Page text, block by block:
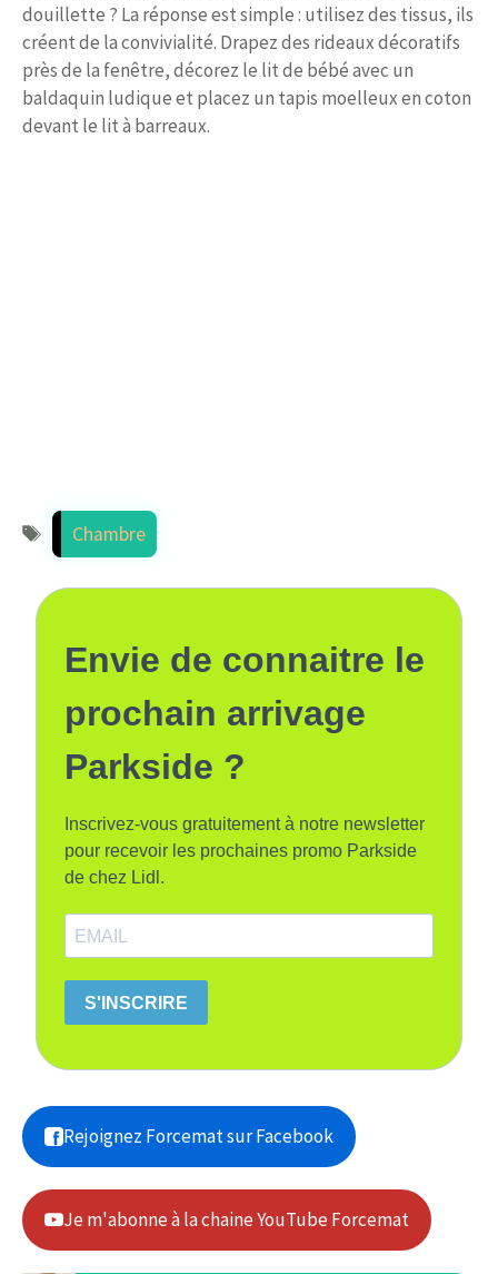
douillette ? La réponse est simple : utilisez des tissus, ils
créent de la convivialité. Drapez des rideaux décoratifs
près de la fenêtre, décorez le lit de bébé avec un
baldaquin ludique et placez un tapis moelleux en coton
devant le lit à barreaux.
Étiquettes
Chambre
Envie de connaitre le
prochain arrivage
Parkside ?
Inscrivez-vous gratuitement à notre newsletter
pour recevoir les prochaines promo Parkside
de chez Lidl.
S'INSCRIRE
Rejoignez Forcemat sur Facebook
Je m'abonne à la chaine YouTube Forcemat